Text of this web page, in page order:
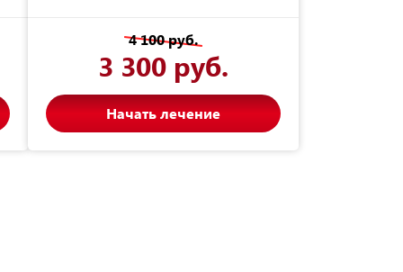
4 100 руб.
3 300 руб.
Начать лечение